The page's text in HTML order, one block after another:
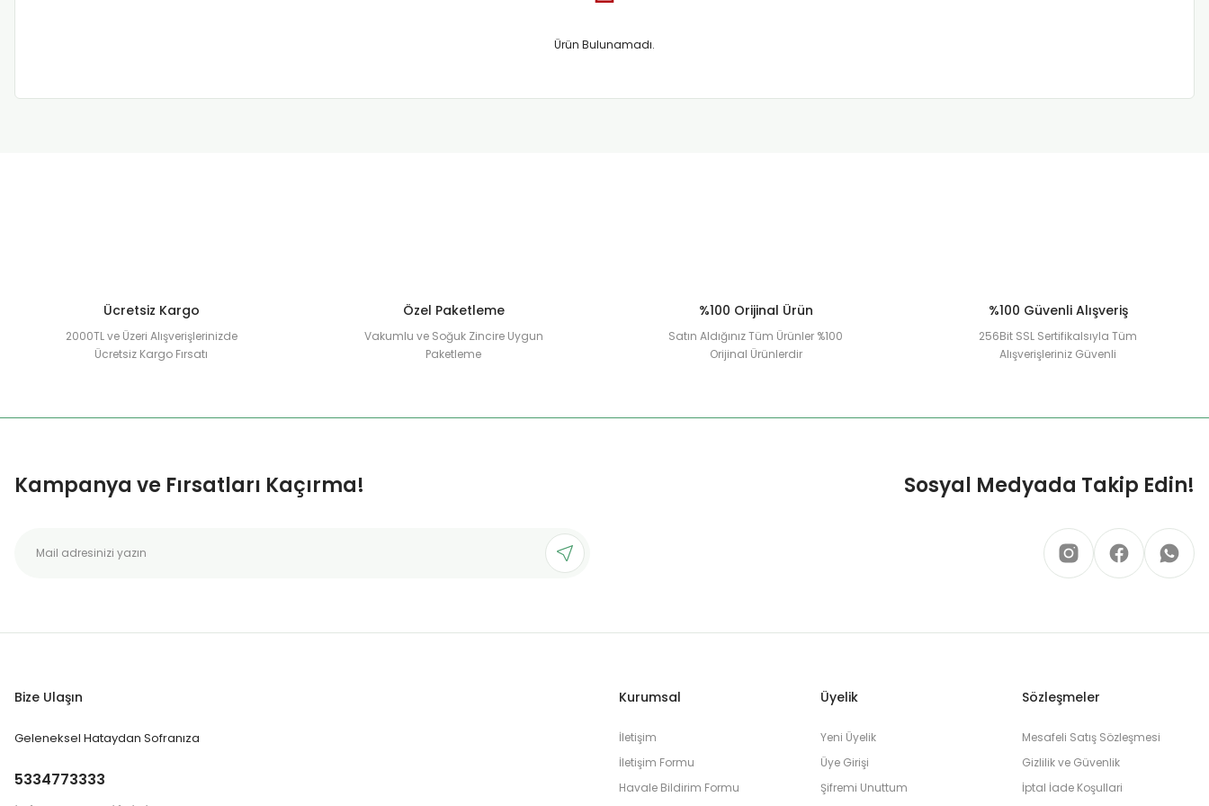
Ürün Bulunamadı.
Ücretsiz Kargo
2000TL ve Üzeri Alışverişlerinizde
Ücretsiz Kargo Fırsatı
Özel Paketleme
Vakumlu ve Soğuk Zincire Uygun
Paketleme
%100 Orijinal Ürün
Satın Aldığınız Tüm Ürünler %100
Orijinal Ürünlerdir
%100 Güvenli Alışveriş
256Bit SSL Sertifikalsıyla Tüm
Alışverişleriniz Güvenli
Kampanya ve Fırsatları Kaçırma! Sosyal Medyada Takip Edin!
Bize Ulaşın
Geleneksel Hataydan Sofranıza
5334773333
Kurumsal
İletişim
İletişim Formu
Havale Bildirim Formu
Üyelik
Yeni Üyelik
Üye Girişi
Şifremi Unuttum
Sözleşmeler
Mesafeli Satış Sözleşmesi
Gizlilik ve Güvenlik
İptal İade Koşullari